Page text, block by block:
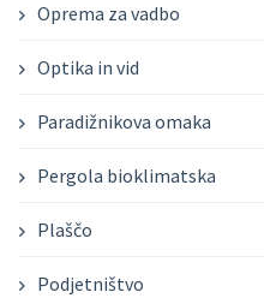
Oprema za vadbo
Optika in vid
Paradižnikova omaka
Pergola bioklimatska
Plaščo
Podjetništvo